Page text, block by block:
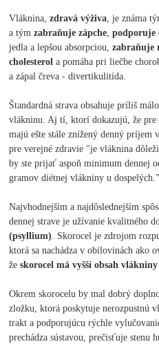
Vláknina,zdravá výživa , je známa
a týmzabraňuje zápche ,podporuje
jedla a lepšou absorpciou,zabraňuje
cholesterol a pomáha pri liečbe
a zápal čreva - divertikulitída.
Štandardná strava obsahuje príliš
vlákninu. Aj tí, ktorí dokazujú, že
majú ešte stále znížený denný
pre verejné zdravie "je vláknina
by ste prijať aspoň minimum dennej
gramov diétnej vlákniny u dospelých.”
Najvhodnejším a najdôslednejším
dennej strave je užívanie kvalitného
(psyllium) . Skorocel je zdrojom
ktorá sa nachádza v obilovinách ako
žeskorocel má vyšší obsah
Okrem skorocelu by mal dobrý
zložku, ktorá poskytuje nerozpustnú
trakt a podporujúcu rýchle
prechádza sústavou, prečisťuje stenu